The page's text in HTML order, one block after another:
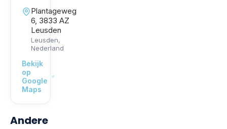
Plantageweg
6, 3833 AZ
Leusden
Leusden,
Nederland
Bekijk
op
Google
Maps
Andere